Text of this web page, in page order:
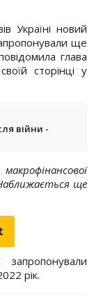
Україні новий
ще
глава
сторінці у
війни -
ще
рік.